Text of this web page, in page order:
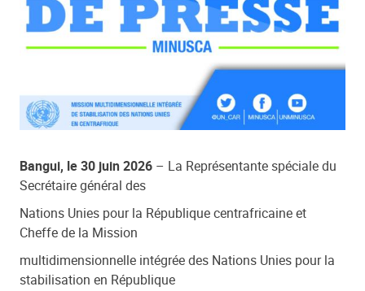
Bangui, le 30 juin 2026 – La Représentante spéciale du
Secrétaire général des
Nations Unies pour la République centrafricaine et
Cheffe de la Mission
multidimensionnelle intégrée des Nations Unies pour la
stabilisation en République